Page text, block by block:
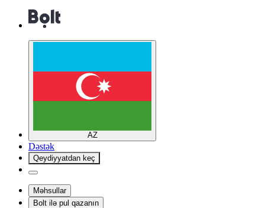
AZ
Dəstək
Qeydiyyatdan keç
Məhsullar
Bolt ilə pul qazanın